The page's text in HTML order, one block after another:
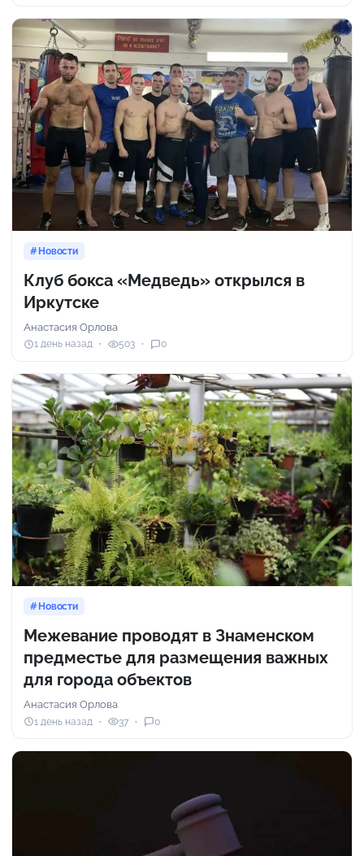
Новости
Клуб бокса «Медведь» открылся в
Иркутске
Анастасия Орлова
1 день назад 503 0
Новости
Межевание проводят в Знаменском
предместье для размещения важных
для города объектов
Анастасия Орлова
1 день назад 37 0